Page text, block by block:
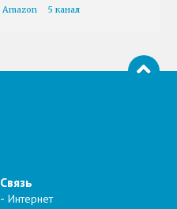
Amazon 5 канал
Связь
Интернет